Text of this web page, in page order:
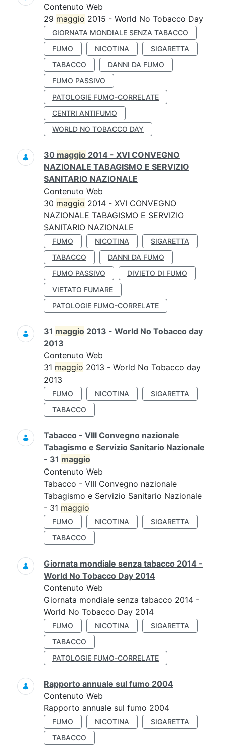
Contenuto Web
29 maggio 2015 - World No Tobacco Day
GIORNATA MONDIALE SENZA TABACCO
FUMO
NICOTINA
SIGARETTA
TABACCO
DANNI DA FUMO
FUMO PASSIVO
PATOLOGIE FUMO-CORRELATE
CENTRI ANTIFUMO
WORLD NO TOBACCO DAY
30 maggio 2014 - XVI CONVEGNO
NAZIONALE TABAGISMO E SERVIZIO
SANITARIO NAZIONALE
Contenuto Web
30 maggio 2014 - XVI CONVEGNO
NAZIONALE TABAGISMO E SERVIZIO
SANITARIO NAZIONALE
FUMO NICOTINA
SIGARETTA
TABACCO
DANNI DA FUMO
FUMO PASSIVO
DIVIETO DI FUMO
VIETATO FUMARE
PATOLOGIE FUMO-CORRELATE
31 maggio 2013 - World No Tobacco day
2013
Contenuto Web
31 maggio 2013 - World No Tobacco day
2013
FUMO NICOTINA
SIGARETTA
TABACCO
Tabacco - VIII Convegno nazionale
Tabagismo e Servizio Sanitario Nazionale
- 31 maggio
Contenuto Web
Tabacco - VIII Convegno nazionale
Tabagismo e Servizio Sanitario Nazionale
- 31 maggio
FUMO NICOTINA
SIGARETTA
TABACCO
Giornata mondiale senza tabacco 2014 -
World No Tobacco Day 2014
Contenuto Web
Giornata mondiale senza tabacco 2014 -
World No Tobacco Day 2014
FUMO NICOTINA
SIGARETTA
TABACCO
PATOLOGIE FUMO-CORRELATE
Rapporto annuale sul fumo 2004
Contenuto Web
Rapporto annuale sul fumo 2004
FUMO NICOTINA
SIGARETTA
TABACCO